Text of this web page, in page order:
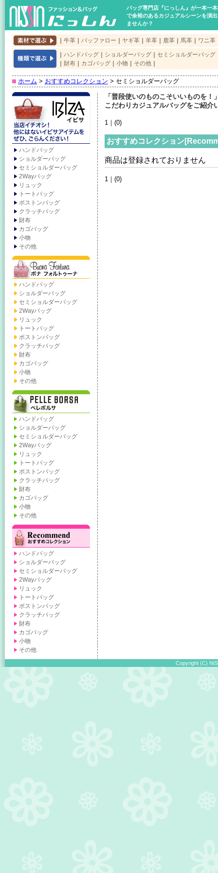
バッグ専門店『にっしん』が一本一
で余裕のあるカジュアルシーンを演
ませんか？
｜牛革｜バッファロー｜ヤギ革｜羊革｜鹿革｜馬革｜ワニ革
｜ハンドバッグ｜ショルダーバッグ｜セミショルダーバッグ
｜財布｜カゴバッグ｜小物｜その他｜
ホーム > おすすめコレクション > セミショルダーバッグ
「普段使いのものこそいいものを
こだわりカジュアルバッグをご紹介
1｜(0)
おすすめコレクション
商品は登録されておりません
1｜(0)
ハンドバッグ
ショルダーバッグ
セミショルダーバッグ
2Wayバッグ
リュック
トートバッグ
ボストンバッグ
クラッチバッグ
財布
カゴバッグ
小物
その他
ハンドバッグ
ショルダーバッグ
セミショルダーバッグ
2Wayバッグ
リュック
トートバッグ
ボストンバッグ
クラッチバッグ
財布
カゴバッグ
小物
その他
ハンドバッグ
ショルダーバッグ
セミショルダーバッグ
2Wayバッグ
リュック
トートバッグ
ボストンバッグ
クラッチバッグ
財布
カゴバッグ
小物
その他
ハンドバッグ
ショルダーバッグ
セミショルダーバッグ
2Wayバッグ
リュック
トートバッグ
ボストンバッグ
クラッチバッグ
財布
カゴバッグ
小物
その他
Copyright (C)